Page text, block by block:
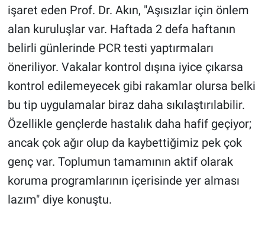
işaret eden Prof. Dr. Akın, "Aşısızlar için önlem
alan kuruluşlar var. Haftada 2 defa haftanın
belirli günlerinde PCR testi yaptırmaları
öneriliyor. Vakalar kontrol dışına iyice çıkarsa
kontrol edilemeyecek gibi rakamlar olursa belki
bu tip uygulamalar biraz daha sıkılaştırılabilir.
Özellikle gençlerde hastalık daha hafif geçiyor;
ancak çok ağır olup da kaybettiğimiz pek çok
genç var. Toplumun tamamının aktif olarak
koruma programlarının içerisinde yer alması
lazım" diye konuştu.